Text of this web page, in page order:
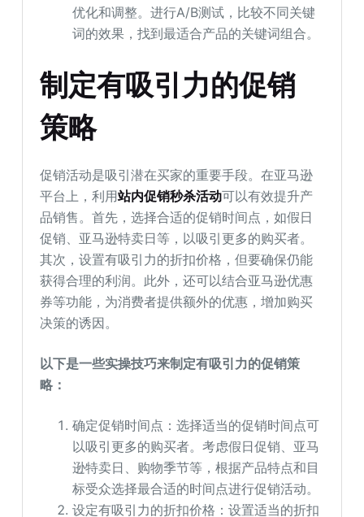
优化和调整。进行A/B测试，比较不同关键
词的效果，找到最适合产品的关键词组合。
制定有吸引力的促销
策略
促销活动是吸引潜在买家的重要手段。在亚马逊
平台上，利用站内促销秒杀活动可以有效提升产
品销售。首先，选择合适的促销时间点，如假日
促销、亚马逊特卖日等，以吸引更多的购买者。
其次，设置有吸引力的折扣价格，但要确保仍能
获得合理的利润。此外，还可以结合亚马逊优惠
券等功能，为消费者提供额外的优惠，增加购买
决策的诱因。
以下是一些实操技巧来制定有吸引力的促销策
略：
确定促销时间点：选择适当的促销时间点可
以吸引更多的购买者。考虑假日促销、亚马
逊特卖日、购物季节等，根据产品特点和目
标受众选择最合适的时间点进行促销活动。
设定有吸引力的折扣价格：设置适当的折扣